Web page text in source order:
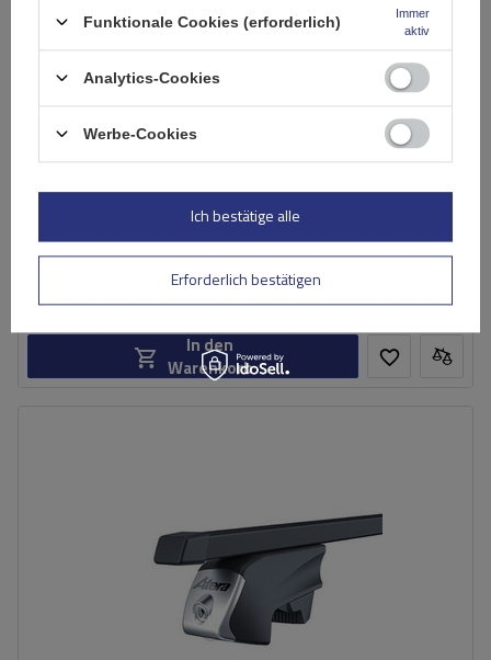
Mont Blanc AMC 5400-A49 Aluminium-Dachträger für
herkömmliche Reling
212,49 € inkl. MwSt
Große Menge verfügbar Wir versenden schon am11. August
In den
Warenkorb
Funktionale Cookies (erforderlich)
Immer
aktiv
Analytics-Cookies
Werbe-Cookies
Erforderlich bestätigen
Ich bestätige alle